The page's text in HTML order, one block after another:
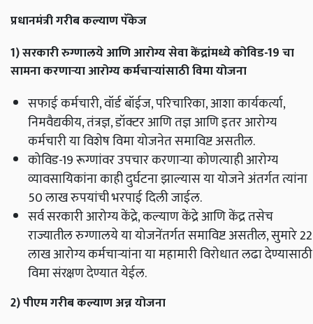
प्रधानमंत्री गरीब कल्याण पॅकेज
1) सरकारी रुग्णालये आणि आरोग्य सेवा केंद्रांमध्ये कोविड-19 चा
सामना करणाऱ्या आरोग्य कर्मचाऱ्यांसाठी विमा योजना
सफाई कर्मचारी, वॉर्ड बॉईज, परिचारिका, आशा कार्यकर्त्या,
निमवैद्यकीय, तंत्रज्ञ, डॉक्टर आणि तज्ञ आणि इतर आरोग्य
कर्मचारी या विशेष विमा योजनेत समाविष्ट असतील.
कोविड-19 रूग्णांवर उपचार करणाऱ्या कोणत्याही आरोग्य
व्यावसायिकांना काही दुर्घटना झाल्यास या योजने अंतर्गत त्यांना
50 लाख रुपयांची भरपाई दिली जाईल.
सर्व सरकारी आरोग्य केंद्रे, कल्याण केंद्रे आणि केंद्र तसेच
राज्यातील रुग्णालये या योजनेंतर्गत समाविष्ट असतील, सुमारे 22
लाख आरोग्य कर्मचाऱ्यांना या महामारी विरोधात लढा देण्यासाठी
विमा संरक्षण देण्यात येईल.
2) पीएम गरीब कल्याण अन्न योजना